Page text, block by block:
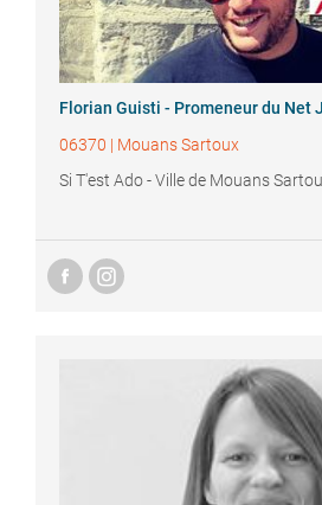
Florian Guisti - Promeneur du Net
06370 | Mouans Sartoux
Si T'est Ado - Ville de Mouans